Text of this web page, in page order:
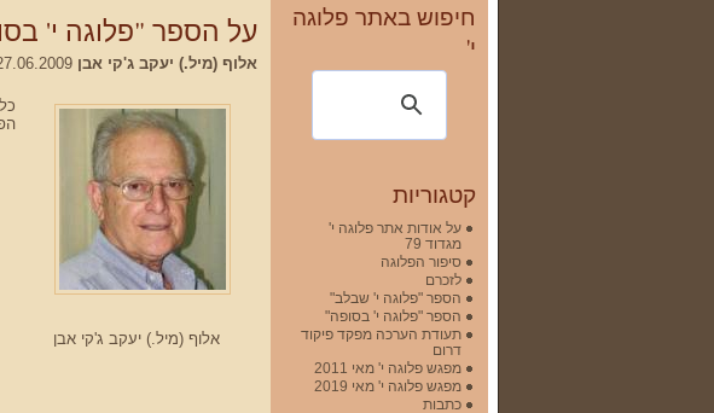
על הספר "פלוגה י'
אלוף (מיל.) יעקב ג'קי אבן
אלוף (מיל.) יעקב ג'קי אבן
חיפוש באתר פלוגה
י'
קטגוריות
על אודות אתר פלוגה י'
מגדוד 79
סיפור הפלוגה
לזכרם
הספר "פלוגה י' שבלב"
הספר "פלוגה י' בסופה"
תעודת הערכה מפקד פיקוד
דרום
מפגש פלוגה י' מאי 2011
מפגש פלוגה י' מאי 2019
כתבות